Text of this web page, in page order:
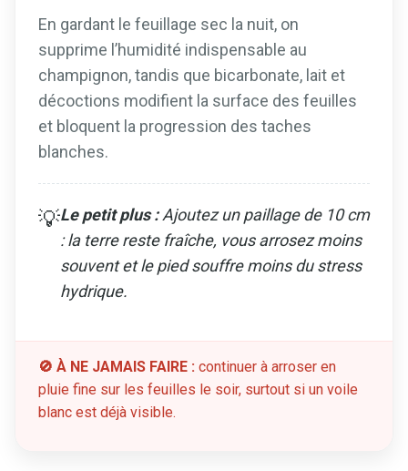
En gardant le feuillage sec la nuit, on
supprime l’humidité indispensable au
champignon, tandis que bicarbonate, lait et
décoctions modifient la surface des feuilles
et bloquent la progression des taches
blanches.
💡Le petit plus :Ajoutez un paillage de 10 cm
: la terre reste fraîche, vous arrosez moins
souvent et le pied souffre moins du stress
hydrique.
🚫 À NE JAMAIS FAIRE : continuer à arroser en
pluie fine sur les feuilles le soir, surtout si un voile
blanc est déjà visible.